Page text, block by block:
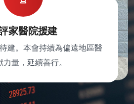
家醫院援建
建。本會持續為偏遠地區醫
量，延續善行。